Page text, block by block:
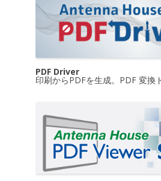
PDF Driver
印刷からPDFを生成。PDF 変換